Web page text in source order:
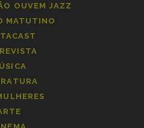
OUVEM JAZZ
MATUTINO